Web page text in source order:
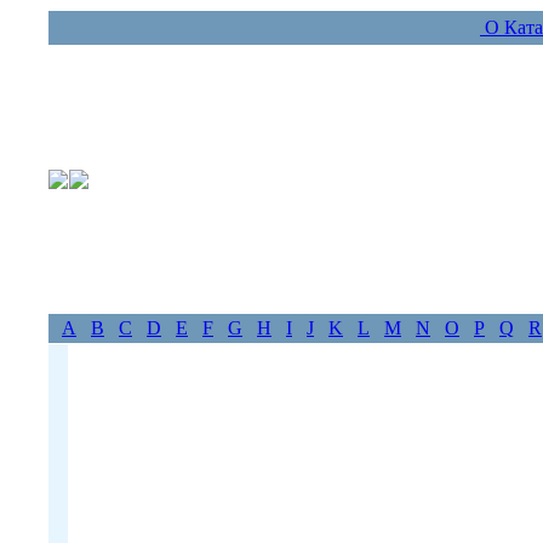
О
A B C D E F G H I J K L M N O P Q R